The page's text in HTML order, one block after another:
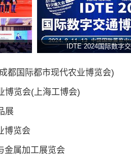
IDTE 2024国际数字交
都国际都市现代农业博览会)
博览会(上海工博会)
展
博览会
金属加工展览会